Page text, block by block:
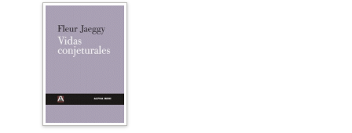
reflejo que cada una de ellas ve de sí misma en el
espejo va asemejándose cada vez más al de la otra.
Esa tesitura propicia lo que escritores como Enrique
Vila-Matas admiran en Jaeggy: «consigue muchas
veces en una sola página, y a veces en una sola línea,